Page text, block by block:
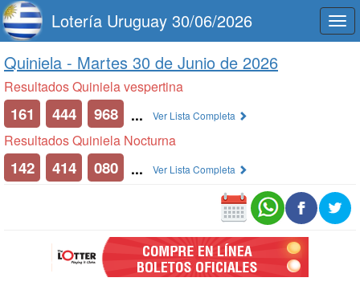
Lotería Uruguay 30/06/2026
Quiniela - Martes 30 de Junio de 2026
Resultados Quiniela vespertina
161 444 968 ... Ver Lista Completa
Resultados Quiniela Nocturna
142 414 080 ... Ver Lista Completa